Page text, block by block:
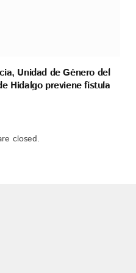
Unidad de Género del
Hidalgo previene fístula
closed.